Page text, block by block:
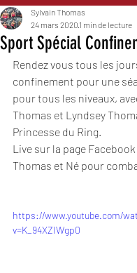
Sport Spécial
Sylvain Thomas
24 mars 2020 1 min de lecture
Rendez vous tous les
confinement pour une
pour tous les niveaux,
Thomas et Lyndsey
Princesse du Ring.
Live sur la page
Thomas et Né pour
https://www.youtube.com/
v=K_94XZIWgp0